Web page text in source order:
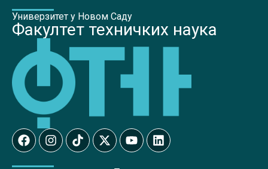
Универзитет у Новом Саду
Факултет техничких наука